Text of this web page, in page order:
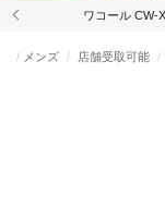
ワコール CW-
メンズ 店舗受取可能